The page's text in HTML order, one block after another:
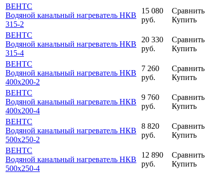
ВЕНТС
Водяной канальный нагреватель НКВ
315-2
15 080
руб.
Сравнить
Купить
ВЕНТС
Водяной канальный нагреватель НКВ
315-4
20 330
руб.
Сравнить
Купить
ВЕНТС
Водяной канальный нагреватель НКВ
400x200-2
7 260
руб.
Сравнить
Купить
ВЕНТС
Водяной канальный нагреватель НКВ
400x200-4
9 760
руб.
Сравнить
Купить
ВЕНТС
Водяной канальный нагреватель НКВ
500x250-2
8 820
руб.
Сравнить
Купить
ВЕНТС
Водяной канальный нагреватель НКВ
500x250-4
12 890
руб.
Сравнить
Купить